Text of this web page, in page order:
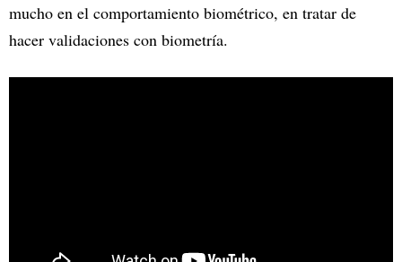
mucho en el comportamiento biométrico, en tratar de
hacer validaciones con biometría.